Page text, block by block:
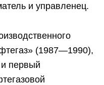
и управленец.
(1987—1990),
первый